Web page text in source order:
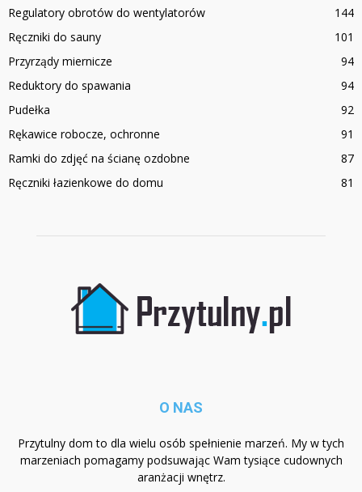
Regulatory obrotów do wentylatorów
144
Ręczniki do sauny
101
Przyrządy miernicze
94
Reduktory do spawania
94
Pudełka
92
Rękawice robocze, ochronne
91
Ramki do zdjęć na ścianę ozdobne
87
Ręczniki łazienkowe do domu
81
O NAS
Przytulny dom to dla wielu osób spełnienie marzeń. My w tych
marzeniach pomagamy podsuwając Wam tysiące cudownych
aranżacji wnętrz.